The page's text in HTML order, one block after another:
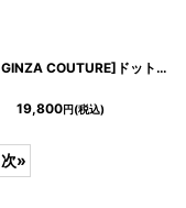
[ERUKEI GINZA COUTURE]ドット・水玉金ボタン・ノースリーブ・Aライン・ミディアムドレス・ワンピース[山崎みどり着用][送料無料]mygr
19,800円(税込)
次»